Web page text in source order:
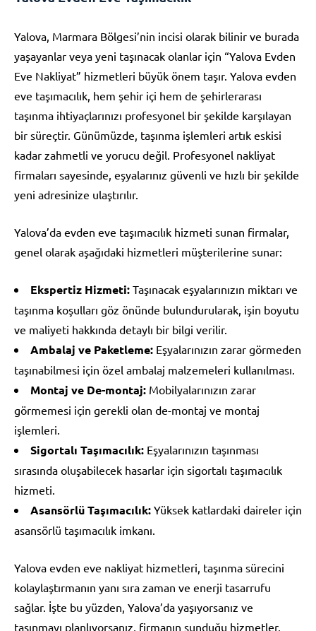
Yalova, Marmara Bölgesi’nin incisi olarak bilinir ve burada
yaşayanlar veya yeni taşınacak olanlar için “Yalova Evden
Eve Nakliyat” hizmetleri büyük önem taşır. Yalova evden
eve taşımacılık, hem şehir içi hem de şehirlerarası
taşınma ihtiyaçlarınızı profesyonel bir şekilde karşılayan
bir süreçtir. Günümüzde, taşınma işlemleri artık eskisi
kadar zahmetli ve yorucu değil. Profesyonel nakliyat
firmaları sayesinde, eşyalarınız güvenli ve hızlı bir şekilde
yeni adresinize ulaştırılır.
Yalova’da evden eve taşımacılık hizmeti sunan firmalar,
genel olarak aşağıdaki hizmetleri müşterilerine sunar:
Ekspertiz Hizmeti: Taşınacak eşyalarınızın miktarı ve
taşınma koşulları göz önünde bulundurularak, işin boyutu
ve maliyeti hakkında detaylı bir bilgi verilir.
Ambalaj ve Paketleme: Eşyalarınızın zarar görmeden
taşınabilmesi için özel ambalaj malzemeleri kullanılması.
Montaj ve De-montaj: Mobilyalarınızın zarar
görmemesi için gerekli olan de-montaj ve montaj
işlemleri.
Sigortalı Taşımacılık: Eşyalarınızın taşınması
sırasında oluşabilecek hasarlar için sigortalı taşımacılık
hizmeti.
Asansörlü Taşımacılık: Yüksek katlardaki daireler için
asansörlü taşımacılık imkanı.
Yalova evden eve nakliyat hizmetleri, taşınma sürecini
kolaylaştırmanın yanı sıra zaman ve enerji tasarrufu
sağlar. İşte bu yüzden, Yalova’da yaşıyorsanız ve
taşınmayı planlıyorsanız, firmanın sunduğu hizmetler,